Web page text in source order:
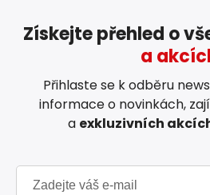
Získejte přehled o
a
Přihlaste se k odběru
informace o novinkách,
a exkluzivních